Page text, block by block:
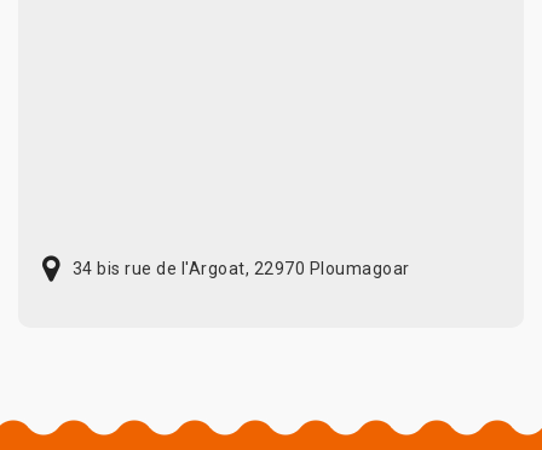
34 bis rue de l'Argoat, 22970 Ploumagoar